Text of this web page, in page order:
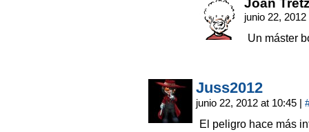
Joan
junio 22,
Un máster
Juss2012
junio 22, 2012 at 10:45 |
El peligro hace más